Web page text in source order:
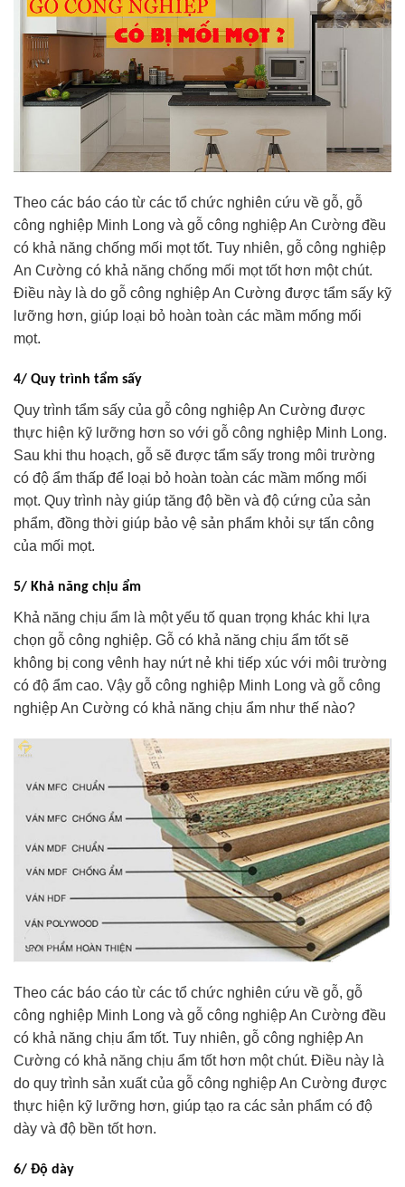
Theo các báo cáo từ các tổ chức nghiên cứu về gỗ, gỗ
công nghiệp Minh Long và gỗ công nghiệp An Cường đều
có khả năng chống mối mọt tốt. Tuy nhiên, gỗ công nghiệp
An Cường có khả năng chống mối mọt tốt hơn một chút.
Điều này là do gỗ công nghiệp An Cường được tẩm sấy kỹ
lưỡng hơn, giúp loại bỏ hoàn toàn các mầm mống mối
mọt.
4/ Quy trình tẩm sấy
Quy trình tẩm sấy của gỗ công nghiệp An Cường được
thực hiện kỹ lưỡng hơn so với gỗ công nghiệp Minh Long.
Sau khi thu hoạch, gỗ sẽ được tẩm sấy trong môi trường
có độ ẩm thấp để loại bỏ hoàn toàn các mầm mống mối
mọt. Quy trình này giúp tăng độ bền và độ cứng của sản
phẩm, đồng thời giúp bảo vệ sản phẩm khỏi sự tấn công
của mối mọt.
5/ Khả năng chịu ẩm
Khả năng chịu ẩm là một yếu tố quan trọng khác khi lựa
chọn gỗ công nghiệp. Gỗ có khả năng chịu ẩm tốt sẽ
không bị cong vênh hay nứt nẻ khi tiếp xúc với môi trường
có độ ẩm cao. Vậy gỗ công nghiệp Minh Long và gỗ công
nghiệp An Cường có khả năng chịu ẩm như thế nào?
Theo các báo cáo từ các tổ chức nghiên cứu về gỗ, gỗ
công nghiệp Minh Long và gỗ công nghiệp An Cường đều
có khả năng chịu ẩm tốt. Tuy nhiên, gỗ công nghiệp An
Cường có khả năng chịu ẩm tốt hơn một chút. Điều này là
do quy trình sản xuất của gỗ công nghiệp An Cường được
thực hiện kỹ lưỡng hơn, giúp tạo ra các sản phẩm có độ
dày và độ bền tốt hơn.
6/ Độ dày